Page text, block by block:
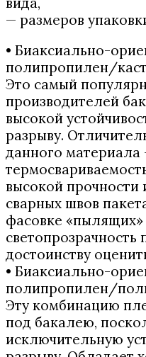
— размеров
• Биаксиально-
полипропилен/
Это самый
производителей
высокой
разрыву.
данного материала
высокой прочности
сварных швов
фасовке «пылящих»
светопрозрачность
достоинству
• Биаксиально-
полипропилен/
Эту комбинацию
под бакалею,
исключительную